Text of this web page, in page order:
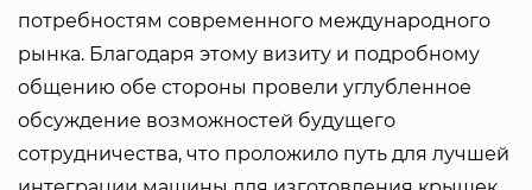
потребностям современного международного
рынка. Благодаря этому визиту и подробному
общению обе стороны провели углубленное
обсуждение возможностей будущего
сотрудничества, что проложило путь для лучшей